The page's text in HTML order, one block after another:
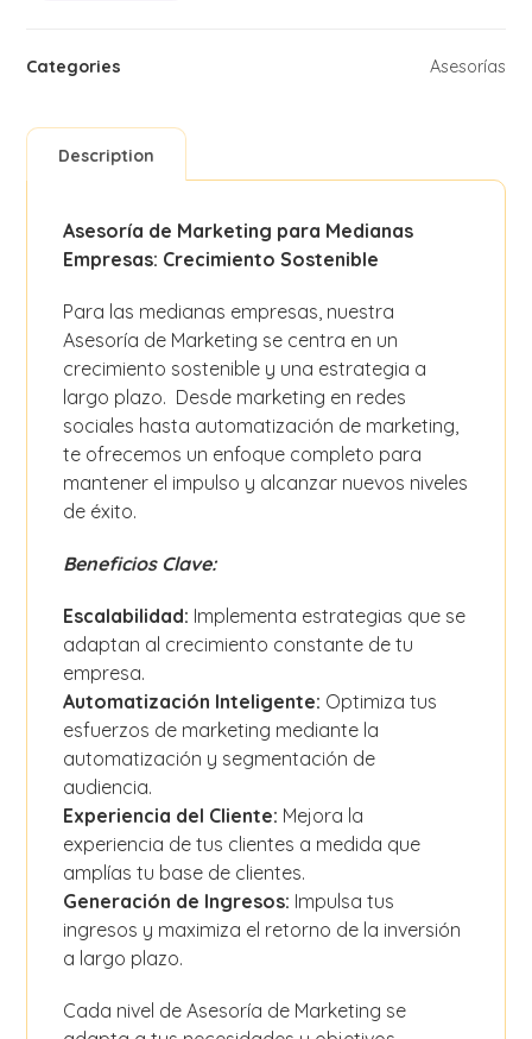
Categories Asesorías
Description
Asesoría de Marketing para Medianas
Empresas: Crecimiento Sostenible
Para las medianas empresas, nuestra
Asesoría de Marketing se centra en un
crecimiento sostenible y una estrategia a
largo plazo. Desde marketing en redes
sociales hasta automatización de marketing,
te ofrecemos un enfoque completo para
mantener el impulso y alcanzar nuevos niveles
de éxito.
Beneficios Clave:
Escalabilidad: Implementa estrategias que se
adaptan al crecimiento constante de tu
empresa.
Automatización Inteligente: Optimiza tus
esfuerzos de marketing mediante la
automatización y segmentación de
audiencia.
Experiencia del Cliente: Mejora la
experiencia de tus clientes a medida que
amplías tu base de clientes.
Generación de Ingresos: Impulsa tus
ingresos y maximiza el retorno de la inversión
a largo plazo.
Cada nivel de Asesoría de Marketing se